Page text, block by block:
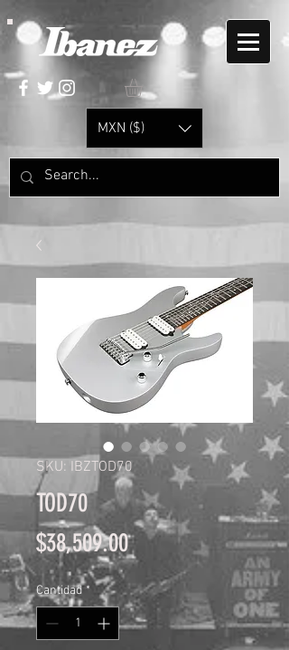
MXN ($)
SKU: IBZTOD70
TOD70
$38,509.00Precio
Cantidad *